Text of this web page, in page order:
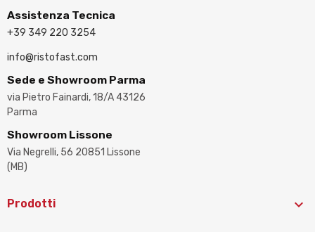
Assistenza Tecnica
+39 349 220 3254
info@ristofast.com
Sede e Showroom Parma
via Pietro Fainardi, 18/A 43126
Parma
Showroom Lissone
Via Negrelli, 56 20851 Lissone
(MB)
Prodotti 